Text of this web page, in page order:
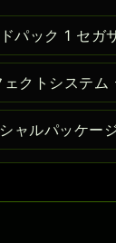
パック 1 セガ
クトシステ
ャルパッケー